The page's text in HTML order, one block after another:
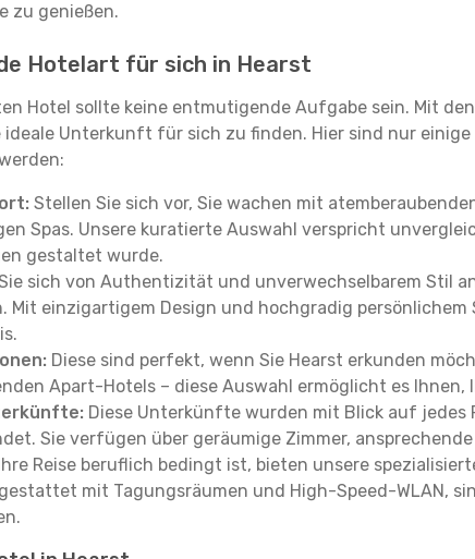
zu genießen.
Hotelart für sich in Hearst
Hotel sollte keine entmutigende Aufgabe sein. Mit
Unterkunft für sich zu finden. Hier sind nur
Stellen Sie sich vor, Sie wachen mit
Spas. Unsere kuratierte Auswahl verspricht
gestaltet wurde.
sich von Authentizität und unverwechselbarem Stil
Mit einzigartigem Design und hochgradig
Diese sind perfekt, wenn Sie Hearst erkunden
Apart-Hotels – diese Auswahl ermöglicht es
Diese Unterkünfte wurden mit Blick auf
Sie verfügen über geräumige Zimmer,
Reise beruflich bedingt ist, bieten unsere
mit Tagungsräumen und High-Speed-WLAN,